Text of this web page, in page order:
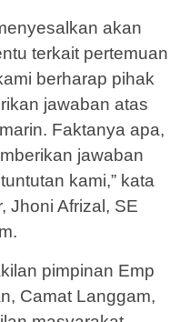
akan
terkait pertemuan
berharap pihak
jawaban atas
Faktanya apa,
jawaban
kami,” kata
Jhoni Afrizal, SE
pimpinan Emp
Camat Langgam,